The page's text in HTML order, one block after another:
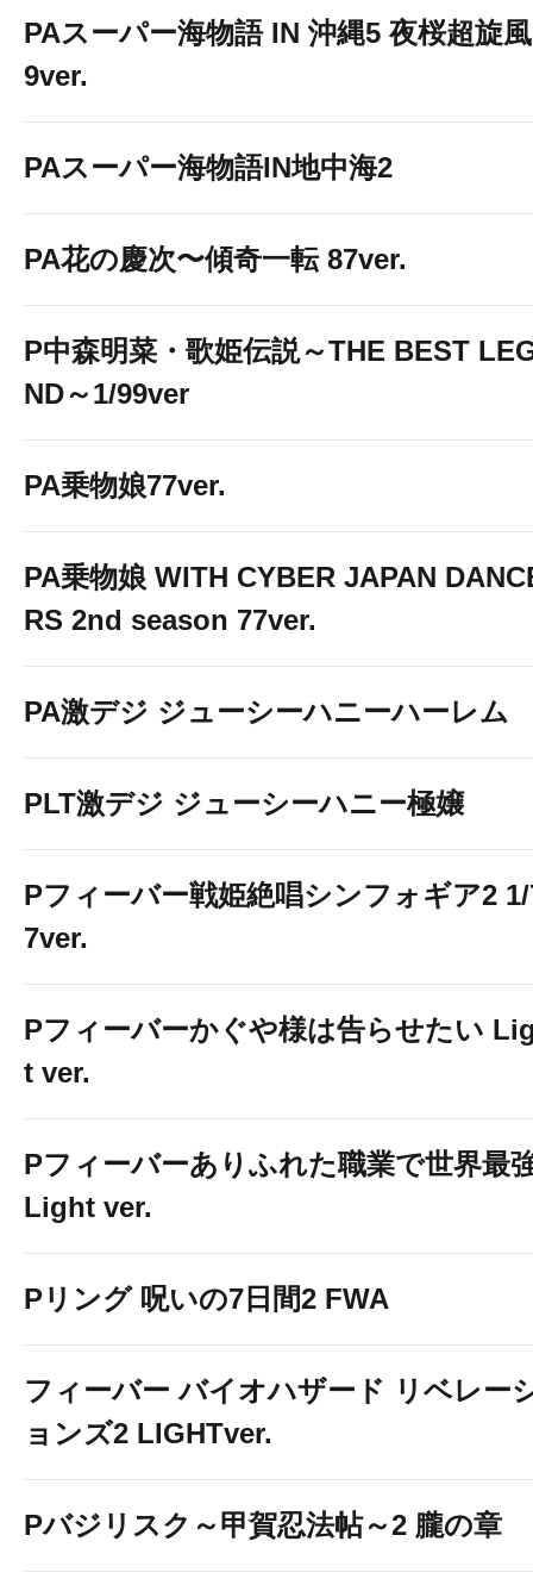
PAスーパー海物語 IN 沖縄5 夜桜超旋
9ver.
PAスーパー海物語IN地中海2
PA花の慶次〜傾奇一転 87ver.
P中森明菜・歌姫伝説～THE BEST
ND～1/99ver
PA乗物娘77ver.
PA乗物娘 WITH CYBER JAPAN
RS 2nd season 77ver.
PA激デジ ジューシーハニーハーレム
PLT激デジ ジューシーハニー極嬢
Pフィーバー戦姫絶唱シンフォギア2
7ver.
Pフィーバーかぐや様は告らせたい
t ver.
Pフィーバーありふれた職業で世界最
Light ver.
Pリング 呪いの7日間2 FWA
フィーバー バイオハザード リベレー
ョンズ2 LIGHTver.
Pバジリスク～甲賀忍法帖～2 朧の章